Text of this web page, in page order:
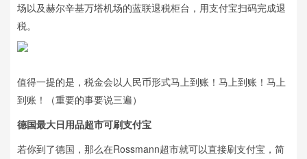
场以及赫尔辛基万塔机场的蓝联退税柜台，用支付宝扫码完成退
税。
值得一提的是，税金会以人民币形式马上到账！马上到账！马上
到账！（重要的事要说三遍）
德国最大日用品超市可刷支付宝
若你到了德国，那么在Rossmann超市就可以直接刷支付宝，简